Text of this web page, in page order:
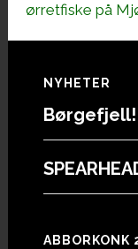
ørretfiske på
Footer
NYHETER
Børgefjell!
ABBORKONK